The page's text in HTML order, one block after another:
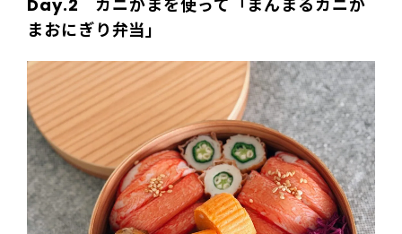
Day.2 カニかまを使って「まんまるカニか
まおにぎり弁当」